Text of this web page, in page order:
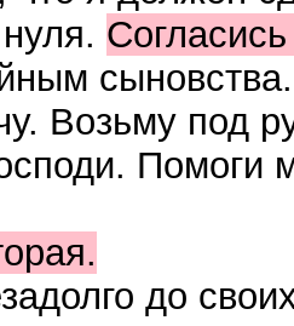
Возьму под
Помоги
до